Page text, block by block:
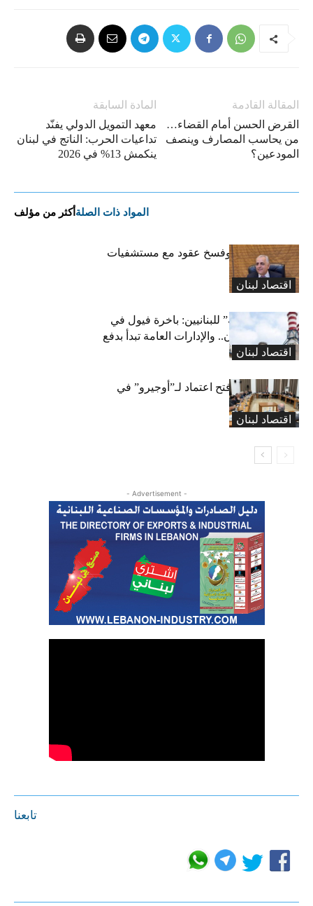
المادة السابقة
معهد التمويل الدولي يفنّد
تداعيات الحرب: الناتج في لبنان
ينكمش 13% في 2026
المقالة القادمة
القرض الحسن أمام القضاء…
من يحاسب المصارف وينصف
المودعين؟
المواد ذات الصلة أكثر من مؤلف
اقتصاد لبنان
كركي: إنذارات وفسخ عقود مع مستشفيات
مخالفة
اقتصاد لبنان
بشرى “كهربائية” للبنانيين: باخرة فيول في
طريقها إلى لبنان.. والإدارات العامة تبدأ بدفع
متوجباتها
اقتصاد لبنان
لجنة المال تقرّ فتح اعتماد لـ”أوجيرو” في
موازنة 2026
- Advertisement -
تابعنا